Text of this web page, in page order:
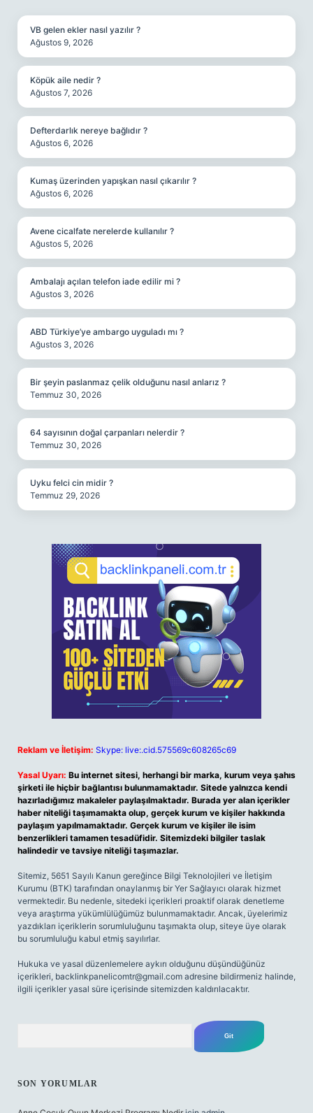
VB gelen ekler nasıl yazılır ?
Ağustos 9, 2026
Köpük aile nedir ?
Ağustos 7, 2026
Defterdarlık nereye bağlıdır ?
Ağustos 6, 2026
Kumaş üzerinden yapışkan nasıl çıkarılır ?
Ağustos 6, 2026
Avene cicalfate nerelerde kullanılır ?
Ağustos 5, 2026
Ambalajı açılan telefon iade edilir mi ?
Ağustos 3, 2026
ABD Türkiye’ye ambargo uyguladı mı ?
Ağustos 3, 2026
Bir şeyin paslanmaz çelik olduğunu nasıl anlarız ?
Temmuz 30, 2026
64 sayısının doğal çarpanları nelerdir ?
Temmuz 30, 2026
Uyku felci cin midir ?
Temmuz 29, 2026
Reklam ve İletişim: Skype: live:.cid.575569c608265c69
Yasal Uyarı: Bu internet sitesi, herhangi bir marka, kurum veya şahıs
şirketi ile hiçbir bağlantısı bulunmamaktadır. Sitede yalnızca kendi
hazırladığımız makaleler paylaşılmaktadır. Burada yer alan içerikler
haber niteliği taşımamakta olup, gerçek kurum ve kişiler hakkında
paylaşım yapılmamaktadır. Gerçek kurum ve kişiler ile isim
benzerlikleri tamamen tesadüfidir. Sitemizdeki bilgiler taslak
halindedir ve tavsiye niteliği taşımazlar.
Sitemiz, 5651 Sayılı Kanun gereğince Bilgi Teknolojileri ve İletişim
Kurumu (BTK) tarafından onaylanmış bir Yer Sağlayıcı olarak hizmet
vermektedir. Bu nedenle, sitedeki içerikleri proaktif olarak denetleme
veya araştırma yükümlülüğümüz bulunmamaktadır. Ancak, üyelerimiz
yazdıkları içeriklerin sorumluluğunu taşımakta olup, siteye üye olarak
bu sorumluluğu kabul etmiş sayılırlar.
Hukuka ve yasal düzenlemelere aykırı olduğunu düşündüğünüz
içerikleri, backlinkpanelicomtr@gmail.com adresine bildirmeniz halinde,
ilgili içerikler yasal süre içerisinde sitemizden kaldırılacaktır.
SON YORUMLAR